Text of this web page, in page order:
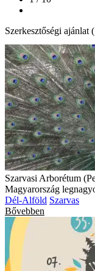
Szerkesztőségi ajánlat
Szarvasi Arborétum
Magyarország
Dél-Alföld Szarvas
Bővebben